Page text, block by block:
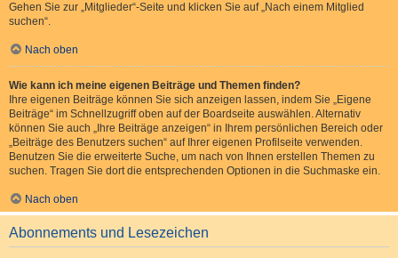
Gehen Sie zur „Mitglieder“-Seite und klicken Sie auf „Nach einem Mitglied
suchen“.
Nach oben
Wie kann ich meine eigenen Beiträge und Themen finden?
Ihre eigenen Beiträge können Sie sich anzeigen lassen, indem Sie „Eigene
Beiträge“ im Schnellzugriff oben auf der Boardseite auswählen. Alternativ
können Sie auch „Ihre Beiträge anzeigen“ in Ihrem persönlichen Bereich oder
„Beiträge des Benutzers suchen“ auf Ihrer eigenen Profilseite verwenden.
Benutzen Sie die erweiterte Suche, um nach von Ihnen erstellen Themen zu
suchen. Tragen Sie dort die entsprechenden Optionen in die Suchmaske ein.
Nach oben
Abonnements und Lesezeichen